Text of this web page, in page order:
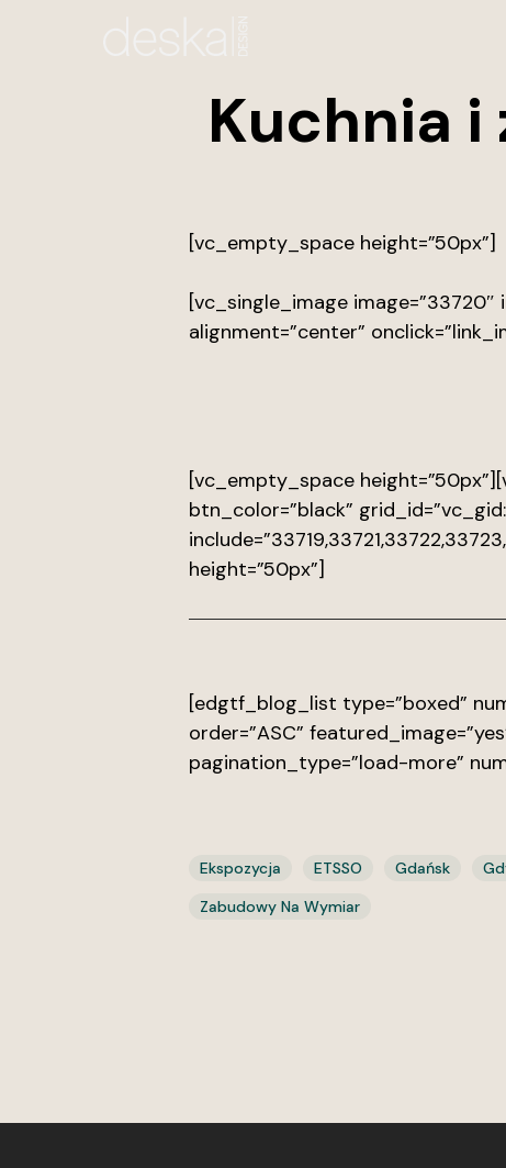
Kuchnia
[vc_empty_space height=”50px”]
[vc_single_image image=”33720″
alignment=”center”
[vc_empty_space
btn_color=”black”
height=”50px”]
[edgtf_blog_list type=”boxed”
order=”ASC”
pagination_type=”load-more”
Ekspozycja ETSSO Gdańsk
Zabudowy Na Wymiar